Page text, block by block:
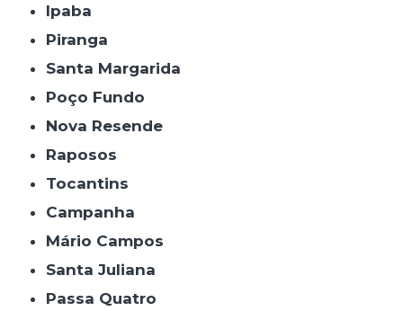
Ipaba
Piranga
Santa Margarida
Poço Fundo
Nova Resende
Raposos
Tocantins
Campanha
Mário Campos
Santa Juliana
Passa Quatro